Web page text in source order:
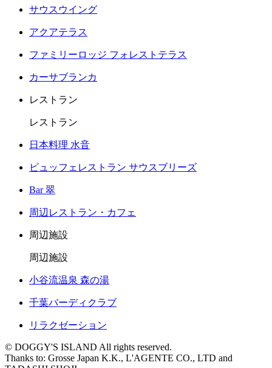
サウスウイング
アクアテラス
ファミリーロッジ フォレストテラス
カーサブランカ
レストラン
レストラン
日本料理 水音
ビュッフェレストラン サウスブリーズ
Bar 翠
周辺レストラン・カフェ
周辺施設
周辺施設
小谷流温泉 森の湯
千葉バーディクラブ
リラクゼーション
© DOGGY'S ISLAND All rights reserved.
Thanks to: Grosse Japan K.K., L'AGENTE CO., LTD and